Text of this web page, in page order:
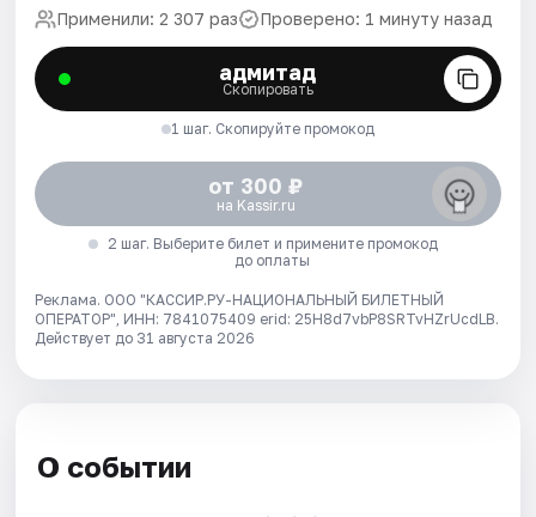
Применили: 2 307 раз Проверено: 1 минуту назад
адмитад
Скопировать
1 шаг. Скопируйте промокод
от 300 ₽
на Kassir.ru
2 шаг. Выберите билет и примените промокод
до оплаты
Реклама. ООО "КАССИР.РУ-НАЦИОНАЛЬНЫЙ БИЛЕТНЫЙ
ОПЕРАТОР", ИНН: 7841075409 erid: 25H8d7vbP8SRTvHZrUcdLB.
Действует до 31 августа 2026
О событии